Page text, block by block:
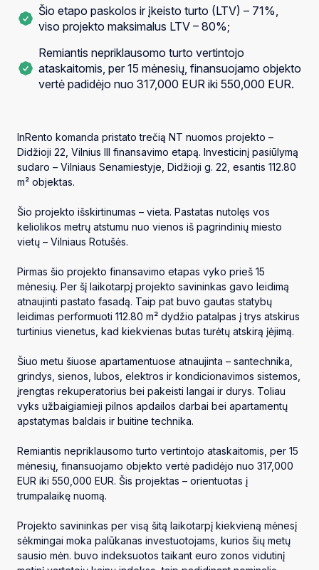
Šio etapo paskolos ir įkeisto turto (LTV) – 71%,
viso projekto maksimalus LTV – 80%;
Remiantis nepriklausomo turto vertintojo
ataskaitomis, per 15 mėnesių, finansuojamo objekto
vertė padidėjo nuo 317,000 EUR iki 550,000 EUR.
InRento komanda pristato trečią NT nuomos projekto –
Didžioji 22, Vilnius III finansavimo etapą. Investicinį pasiūlymą
sudaro – Vilniaus Senamiestyje, Didžioji g. 22, esantis 112.80
m² objektas.
Šio projekto išskirtinumas – vieta. Pastatas nutolęs vos
keliolikos metrų atstumu nuo vienos iš pagrindinių miesto
vietų – Vilniaus Rotušės.
Pirmas šio projekto finansavimo etapas vyko prieš 15
mėnesių. Per šį laikotarpį projekto savininkas gavo leidimą
atnaujinti pastato fasadą. Taip pat buvo gautas statybų
leidimas performuoti 112.80 m² dydžio patalpas į trys atskirus
turtinius vienetus, kad kiekvienas butas turėtų atskirą įėjimą.
Šiuo metu šiuose apartamentuose atnaujinta – santechnika,
grindys, sienos, lubos, elektros ir kondicionavimos sistemos,
įrengtas rekuperatorius bei pakeisti langai ir durys. Toliau
vyks užbaigiamieji pilnos apdailos darbai bei apartamentų
apstatymas baldais ir buitine technika.
Remiantis nepriklausomo turto vertintojo ataskaitomis, per 15
mėnesių, finansuojamo objekto vertė padidėjo nuo 317,000
EUR iki 550,000 EUR. Šis projektas – orientuotas į
trumpalaikę nuomą.
Projekto savininkas per visą šitą laikotarpį kiekvieną mėnesį
sėkmingai moka palūkanas investuotojams, kurios šių metų
sausio mėn. buvo indeksuotos taikant euro zonos vidutinį